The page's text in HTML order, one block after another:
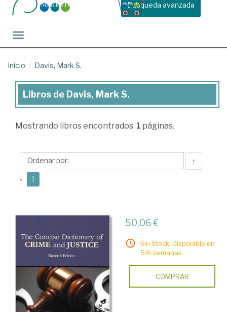
Busqueda avanzada
Toggle navigation
Inicio Davis, Mark S.
Libros
Davis,
Libros de Davis, Mark S.
Mostrando libros encontrados. 1 páginas.
↑
« 1
50,06 €
Sin Stock. Disponible en
5/6 semanas.
COMPRAR